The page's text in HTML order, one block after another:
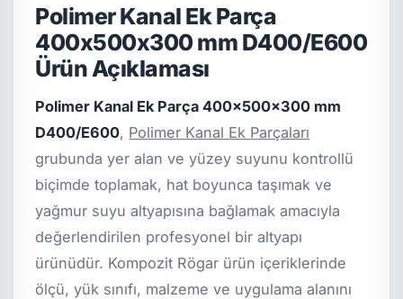
Polimer Kanal Ek Parça
400x500x300 mm D400/E600
Ürün Açıklaması
Polimer Kanal Ek Parça 400x500x300 mm
D400/E600, Polimer Kanal Ek Parçaları
grubunda yer alan ve yüzey suyunu kontrollü
biçimde toplamak, hat boyunca taşımak ve
yağmur suyu altyapısına bağlamak amacıyla
değerlendirilen profesyonel bir altyapı
ürünüdür. Kompozit Rögar ürün içeriklerinde
ölçü, yük sınıfı, malzeme ve uygulama alanını